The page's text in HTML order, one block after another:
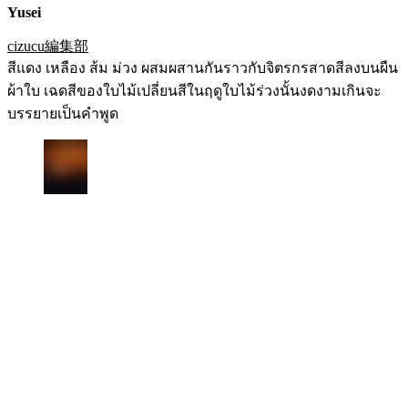
Yusei
cizucu編集部
สีแดง เหลือง ส้ม ม่วง ผสมผสานกันราวกับจิตรกรสาดสีลงบนผืน
ผ้าใบ เฉดสีของใบไม้เปลี่ยนสีในฤดูใบไม้ร่วงนั้นงดงามเกินจะ
บรรยายเป็นคำพูด